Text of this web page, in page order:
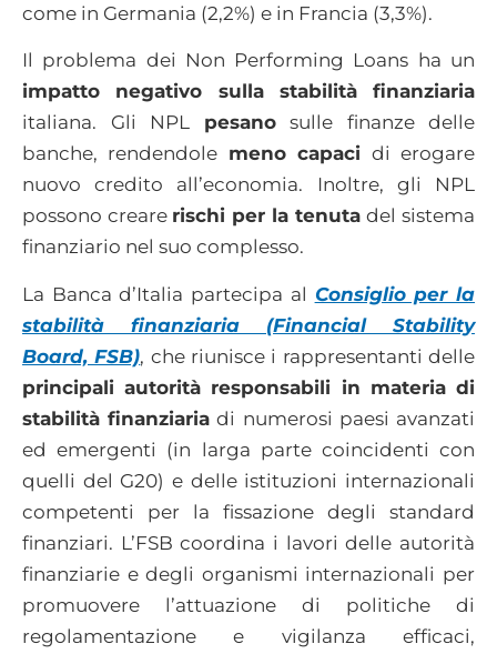
come in Germania (2,2%) e in Francia (3,3%).
Il problema dei Non Performing Loans ha un
impatto negativo sulla stabilità finanziaria
italiana. Gli NPL pesanosulle finanze delle
banche, rendendole meno capaci di erogare
nuovo credito all’economia. Inoltre, gli NPL
possono creare rischi per la tenutadel sistema
finanziario nel suo complesso.
La Banca d’Italia partecipa al Consiglio per la
stabilità finanziaria (Financial Stability
Board, FSB), che riunisce i rappresentanti delle
principali autorità responsabili in materia di
stabilità finanziaria di numerosi paesi avanzati
ed emergenti (in larga parte coincidenti con
quelli del G20) e delle istituzioni internazionali
competenti per la fissazione degli standard
finanziari. L’FSB coordina i lavori delle autorità
finanziarie e degli organismi internazionali per
promuovere l’attuazione di politiche di
regolamentazione e vigilanza efficaci,